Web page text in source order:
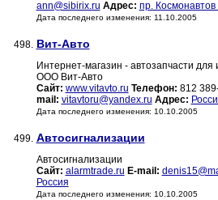
ann@sibirix.ru Адрес: пр. Космонавтов
Дата последнего изменения: 11.10.2005
498. Вит-Авто
Интернет-магазин - автозапчасти для
ООО Вит-Авто
Сайт: www.vitavto.ru Телефон: 812
mail: vitavtoru@yandex.ru Адрес:
Дата последнего изменения: 10.10.2005
499. Автосигнализации
Автосигнализации
Сайт: alarmtrade.ru E-mail:
Россия
Дата последнего изменения: 10.10.2005